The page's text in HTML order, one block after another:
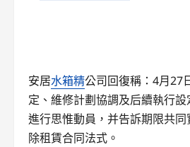
安居水箱精公司回復稱：4月27
定、維修計劃協調及后續執行
進行思惟動員，并告訴期限共
除租賃合同法式。